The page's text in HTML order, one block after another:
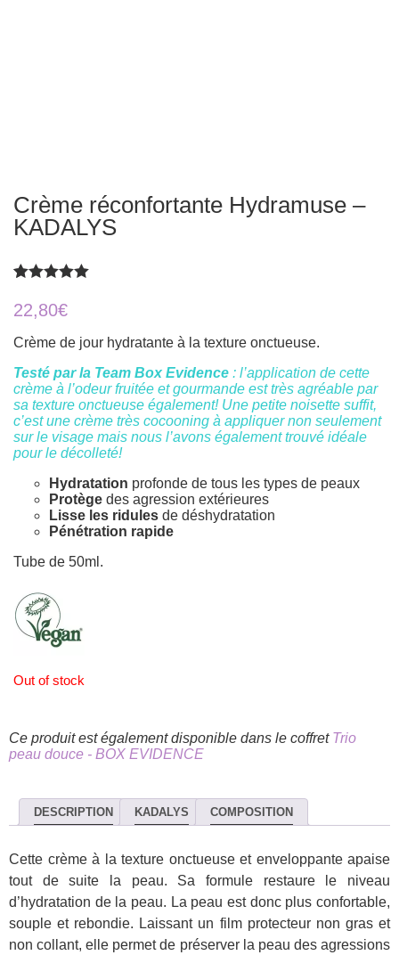
Crème réconfortante Hydramuse –
KADALYS
out of 5
based on
customer
ratings
22,80€
Crème de jour hydratante à la texture onctueuse.
Testé par la Team Box Evidence : l’application de cette
crème à l’odeur fruitée et gourmande est très agréable par
sa texture onctueuse également! Une petite noisette suffit,
c’est une crème très cocooning à appliquer non seulement
sur le visage mais nous l’avons également trouvé idéale
pour le décolleté!
Hydratation profonde de tous les types de peaux
Protège des agression extérieures
Lisse les ridules de déshydratation
Pénétration rapide
Tube de 50ml.
Out of stock
Ce produit est également disponible dans le coffret Trio
peau douce - BOX EVIDENCE
DESCRIPTION KADALYS COMPOSITION
Cette crème à la texture onctueuse et enveloppante apaise
tout de suite la peau. Sa formule restaure le niveau
d’hydratation de la peau. La peau est donc plus confortable,
souple et rebondie. Laissant un film protecteur non gras et
non collant, elle permet de préserver la peau des agressions